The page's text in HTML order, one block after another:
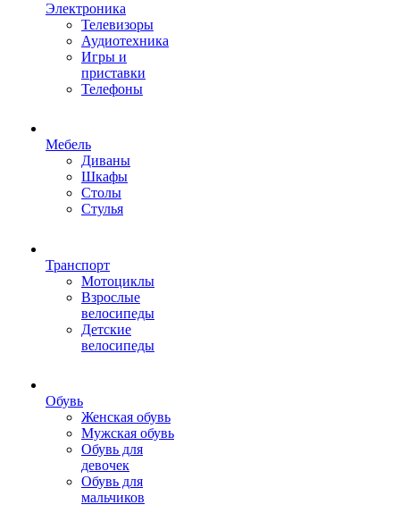
Электроника
Телевизоры
Аудиотехника
Игры и
приставки
Телефоны
Мебель
Диваны
Шкафы
Столы
Стулья
Транспорт
Мотоциклы
Взрослые
велосипеды
Детские
велосипеды
Обувь
Женская обувь
Мужская обувь
Обувь для
девочек
Обувь для
мальчиков